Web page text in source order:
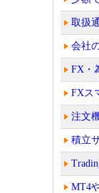
取扱
会社
FX・
FXス
注文
積立
MT4